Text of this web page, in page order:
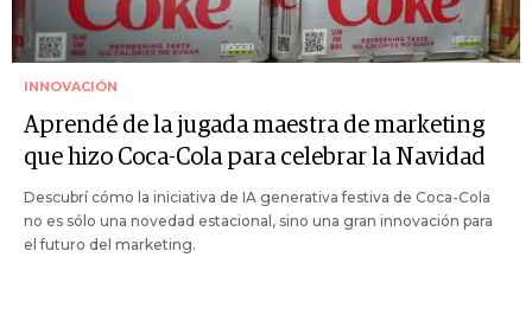
INNOVACIÓN
Aprendé de la jugada maestra de marketing
que hizo Coca-Cola para celebrar la Navidad
Descubrí cómo la iniciativa de IA generativa festiva de Coca-Cola
no es sólo una novedad estacional, sino una gran innovación para
el futuro del marketing.